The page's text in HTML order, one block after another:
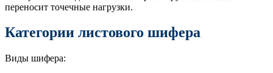
переносит точечные нагрузки.
Категории листового шифера
Виды шифера: